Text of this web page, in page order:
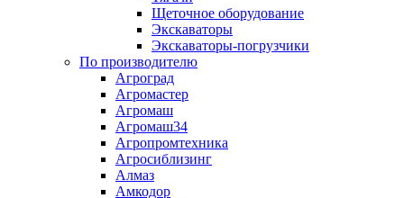
Щеточное оборудование
Экскаваторы
Экскаваторы-погрузчики
По производителю
Агроград
Агромастер
Агромаш
Агромаш34
Агропромтехника
Агросиблизинг
Алмаз
Амкодор